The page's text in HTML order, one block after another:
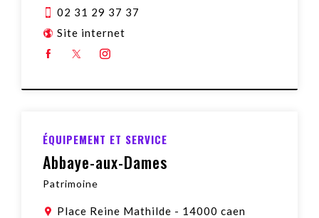
02 31 29 37 37
Site internet
ÉQUIPEMENT ET SERVICE
Abbaye-aux-Dames
Patrimoine
Place Reine Mathilde - 14000 caen